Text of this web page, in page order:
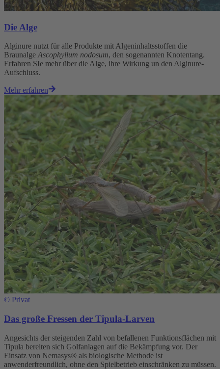
Die Alge
Alginure nutzt für alle Produkte mit Algeninhaltsstoffen die
BraunalgeAscophyllum nodosum, den sogenannten Knotentang.
Erfahren SIe mehr über die Alge, ihre Wirkung un den Alginure-
Aufschluss.
Mehr erfahren
© Privat
Das große Fressen der Tipula-Larven
Angesichts der steigenden Zahl von befallenen Funktionsflächen mit
Tipula bereiten sich Golfanlagen auf die Bekämpfung vor. Der
Einsatz von Nemasys® als biologische Methode ist
anwenderfreundlich, ohne den Spielbetrieb einschränken zu müssen.